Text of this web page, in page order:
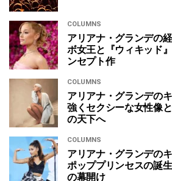
COLUMNS
アリアナ・グランデの
ボ女王と『ウィキッド
ンセプト作
COLUMNS
アリアナ・グランデの
強くセクシーな女性像
の天下へ
COLUMNS
アリアナ・グランデの
ポッププリンセスの誕
の幕開け